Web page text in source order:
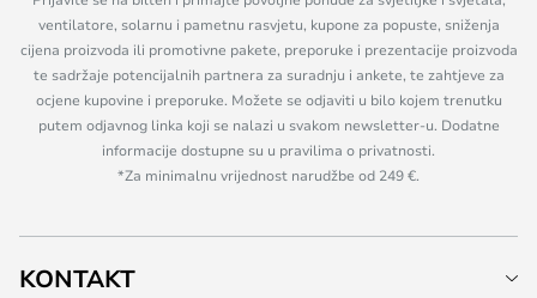
ventilatore, solarnu i pametnu rasvjetu, kupone za popuste, sniženja
cijena proizvoda ili promotivne pakete, preporuke i prezentacije proizvoda
te sadržaje potencijalnih partnera za suradnju i ankete, te zahtjeve za
ocjene kupovine i preporuke. Možete se odjaviti u bilo kojem trenutku
putem odjavnog linka koji se nalazi u svakom newsletter-u. Dodatne
informacije dostupne su u pravilima o privatnosti.
*Za minimalnu vrijednost narudžbe od 249 €.
KONTAKT